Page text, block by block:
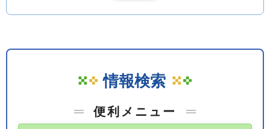
情報検索
便利メニュー